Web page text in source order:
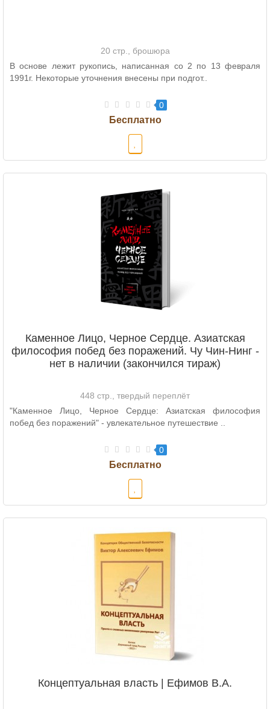
20 стр., брошюра
В основе лежит рукопись, написанная со 2 по 13 февраля
1991г. Некоторые уточнения внесены при подгот..
0
Каменное Лицо, Черное Сердце. Азиатская
философия побед без поражений. Чу Чин-Нинг -
нет в наличии (закончился тираж)
448 стр., твердый переплёт
"Каменное Лицо, Черное Сердце: Азиатская философия
побед без поражений" - увлекательное путешествие ..
0
Концептуальная власть | Ефимов В.А.